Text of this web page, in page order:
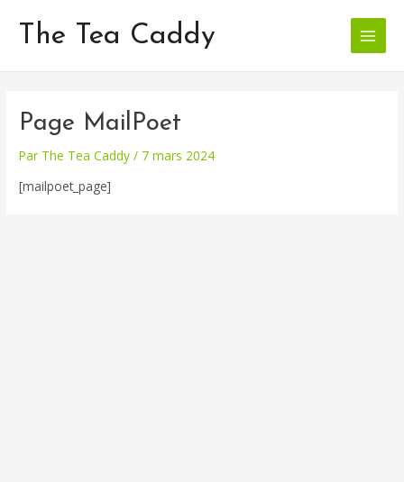
contenuThe Tea Caddy
Main
Menu
Page MailPoet
Par The Tea Caddy/ 7 mars 2024
[mailpoet_page]